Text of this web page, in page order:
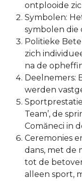
ontplooide
Symbolen:
symbolen die
Politieke
zich
na de
Deelnemers:
werden
Team’, de
Comăneci in
Ceremonies
dans, met de
tot de
alleen sport,